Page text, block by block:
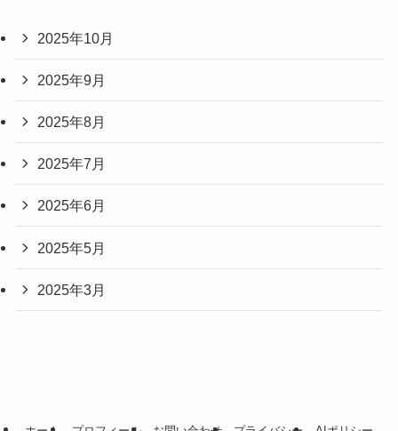
2025年10月
2025年9月
2025年8月
2025年7月
2025年6月
2025年5月
2025年3月